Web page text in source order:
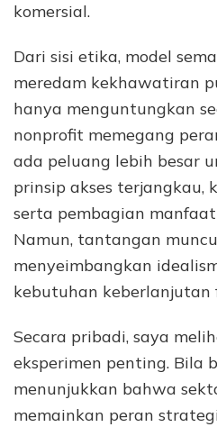
komersial.
Dari sisi etika, model
meredam kekhawatiran
hanya menguntungkan
nonprofit memegang
ada peluang lebih besar
prinsip akses terjangkau,
serta pembagian
Namun, tantangan
menyeimbangkan
kebutuhan keberlanjutan
Secara pribadi, saya
eksperimen penting. Bila
menunjukkan bahwa
memainkan peran